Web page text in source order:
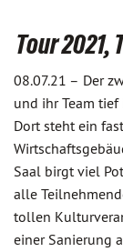
Tour 2021,
08.07.21 – Der
und ihr Team tief
Dort steht ein
Saal birgt viel
alle
tollen
einer Sanierung